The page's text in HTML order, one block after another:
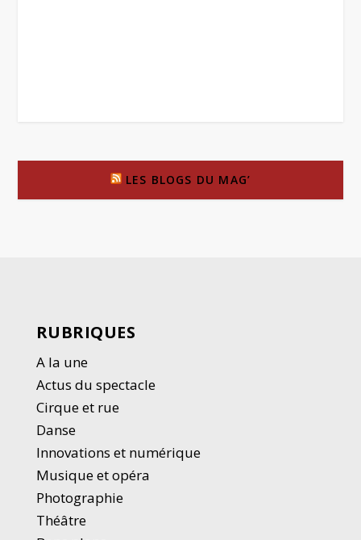
LES BLOGS DU MAG’
RUBRIQUES
A la une
Actus du spectacle
Cirque et rue
Danse
Innovations et numérique
Musique et opéra
Photographie
Théâtre